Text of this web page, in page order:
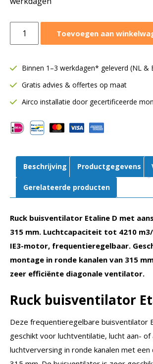
buisventilator
mm
|
m3/h
|
315
Toevoegen aan
Binnen 1–3 werkdagen* geleverd (NL &
Gratis advies & offertes op maat
Airco installatie door gecertificeerde
Beschrijving Productgegevens
Gerelateerde producten
Ruck buisventilator Etaline D met
315 mm. Luchtcapaciteit tot 4210
IE3-motor, frequentieregelbaar.
montage in ronde kanalen van 315
zeer efficiënte diagonale ventilator.
Ruck buisventilator
Deze frequentieregelbare buisventilator
geschikt voor luchtventilatie, lucht aan- of
luchtverversing in ronde kanalen met een